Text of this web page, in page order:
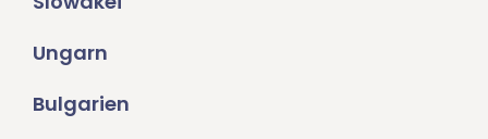
Ungarn
Bulgarien